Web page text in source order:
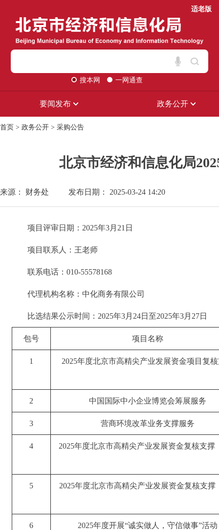
适老版
搜本网 一网通查
要闻发布 政务公开
首页 > 政务公开 > 采购公告
北京市经济和信息化局
来源： 财务处 发布日期： 2025-03-24 14:20
项目评审日期：2025年3月21日
项目联系人：王老师
联系电话：010-55578168
代理机构名称：中化商务有限公司
比选结果公示时间：2025年3月24日至2025年3月27日
包号 项目名称
1 2025年度北京市高精尖产业发展资金项目复
2 中国国际中小企业博览会筹展服务
3 营商环境改革业务支撑服务
4 2025年度北京市高精尖产业发展资金复核支撑
5 2025年度北京市高精尖产业发展资金复核支撑
6 2025年度开展“诚实做人，守信做事”活动